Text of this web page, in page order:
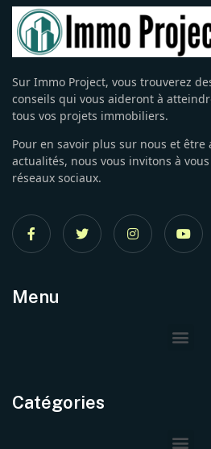
Sur Immo Project, vous trouverez
conseils qui vous aideront à
tous vos projets immobiliers.
Pour en savoir plus sur nous et être
actualités, nous vous invitons à
réseaux sociaux.
Menu
Catégories